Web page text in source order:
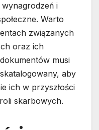
i
Warto
związanych
oraz ich
musi
aby
ich w przyszłości
skarbowych.